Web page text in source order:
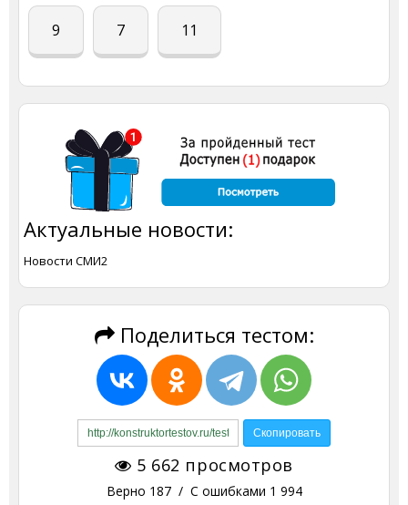
9 7 11
Актуальные новости:
Новости СМИ2
Поделиться тестом:
5 662 просмотров
Верно 187/ С ошибками 1 994